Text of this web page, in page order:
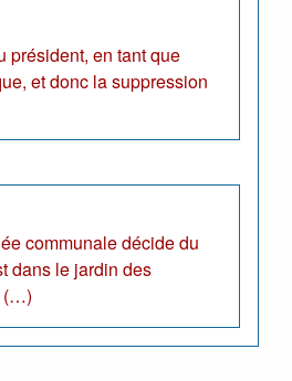
président, en tant que
et donc la suppression
communale décide du
dans le jardin des
(…)